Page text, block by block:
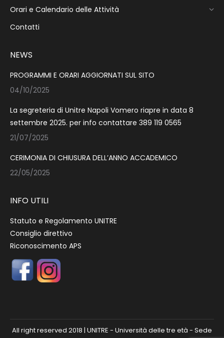
Orari e Calendario delle Attività
Contatti
NEWS
PROGRAMMI E ORARI AGGIORNATI SUL SITO
04/10/2025
La segreteria di Unitre Napoli Vomero riapre in data 8
settembre 2025. per info contattare 389 119 0565
21/07/2025
CERIMONIA DI CHIUSURA DELL’ANNO ACCADEMICO
22/05/2025
INFO UTILI
Statuto e Regolamento UNITRE
Consiglio direttivo
Riconoscimento APS
All right reserved 2018 | UNITRE - Università delle tre età - Sede